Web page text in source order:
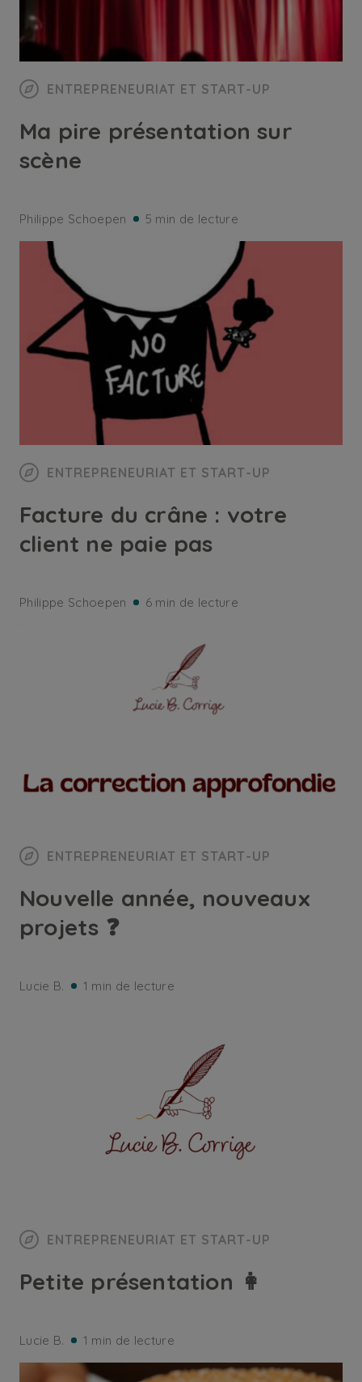
ENTREPRENEURIAT ET START-UP
Ma pire présentation sur
scène
Philippe Schoepen 5 min de lecture
ENTREPRENEURIAT ET START-UP
Facture du crâne : votre
client ne paie pas
Philippe Schoepen 6 min de lecture
ENTREPRENEURIAT ET START-UP
Nouvelle année, nouveaux
projets ❓
Lucie B. 1 min de lecture
ENTREPRENEURIAT ET START-UP
Petite présentation 👩
Lucie B. 1 min de lecture